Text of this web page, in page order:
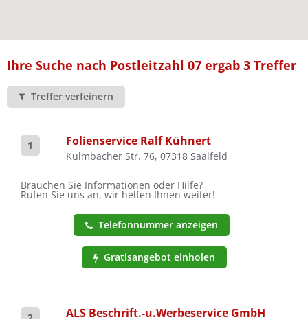
Ihre Suche nach Postleitzahl 07 ergab 3 Treffer
Treffer verfeinern
1 Folienservice Ralf Kühnert
Kulmbacher Str. 76, 07318 Saalfeld
Brauchen Sie Informationen oder Hilfe?
Rufen Sie uns an, wir helfen Ihnen weiter!
Telefonnummer anzeigen
Gratisangebot einholen
ALS Beschrift.-u.Werbeservice GmbH